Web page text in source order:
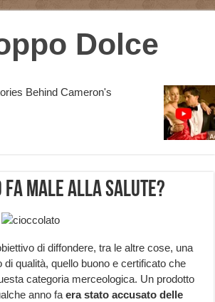
male alla salute?
di diffondere, tra le altre cose, una
qualità, quello buono e certificato che
categoria merceologica. Un prodotto
anno faera stato accusato delle